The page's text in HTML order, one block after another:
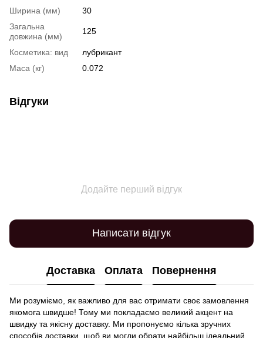
Ширина (мм)
30
Загальна
довжина (мм)
125
Косметика: вид
лубрикант
Маса (кг)
0.072
Відгуки
Додайте перший відгук
Написати відгук
Доставка Оплата Повернення
Ми розуміємо, як важливо для вас отримати своє замовлення
якомога швидше! Тому ми покладаємо великий акцент на
швидку та якісну доставку. Ми пропонуємо кілька зручних
способів доставки, щоб ви могли обрати найбільш ідеальний